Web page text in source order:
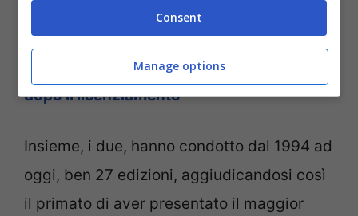
LEGGI ANCHE —>Striscia La Notizia, che
fine hanno fatto Fabio e Mingo: eccoli
dopo il licenziamento
Insieme, i due, hanno condotto dal 1994 ad
oggi, ben 27 edizioni, aggiudicandosi così
il primato di aver presentato il maggior
Consent
Manage options